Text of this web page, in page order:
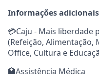
Informações adicionais
💳Caju - Mais liberdade
(Refeição, Alimentação,
Office, Cultura e
🏥Assistência Médica